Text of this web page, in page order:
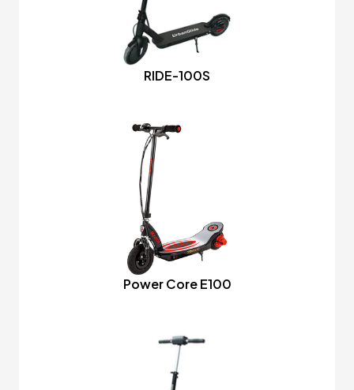
RIDE-100S
Power Core E100